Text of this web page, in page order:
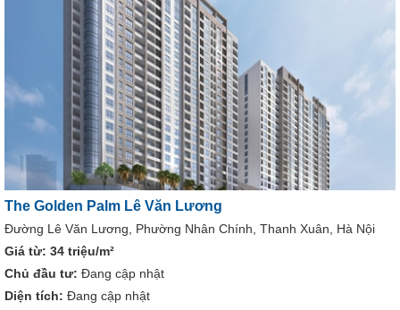
The Golden Palm Lê Văn Lương
Đường Lê Văn Lương, Phường Nhân Chính, Thanh Xuân, Hà Nội
Giá từ: 34 triệu/m²
Chủ đầu tư: Đang cập nhật
Diện tích: Đang cập nhật